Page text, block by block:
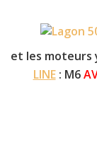
et les moteurs
LINE: M6